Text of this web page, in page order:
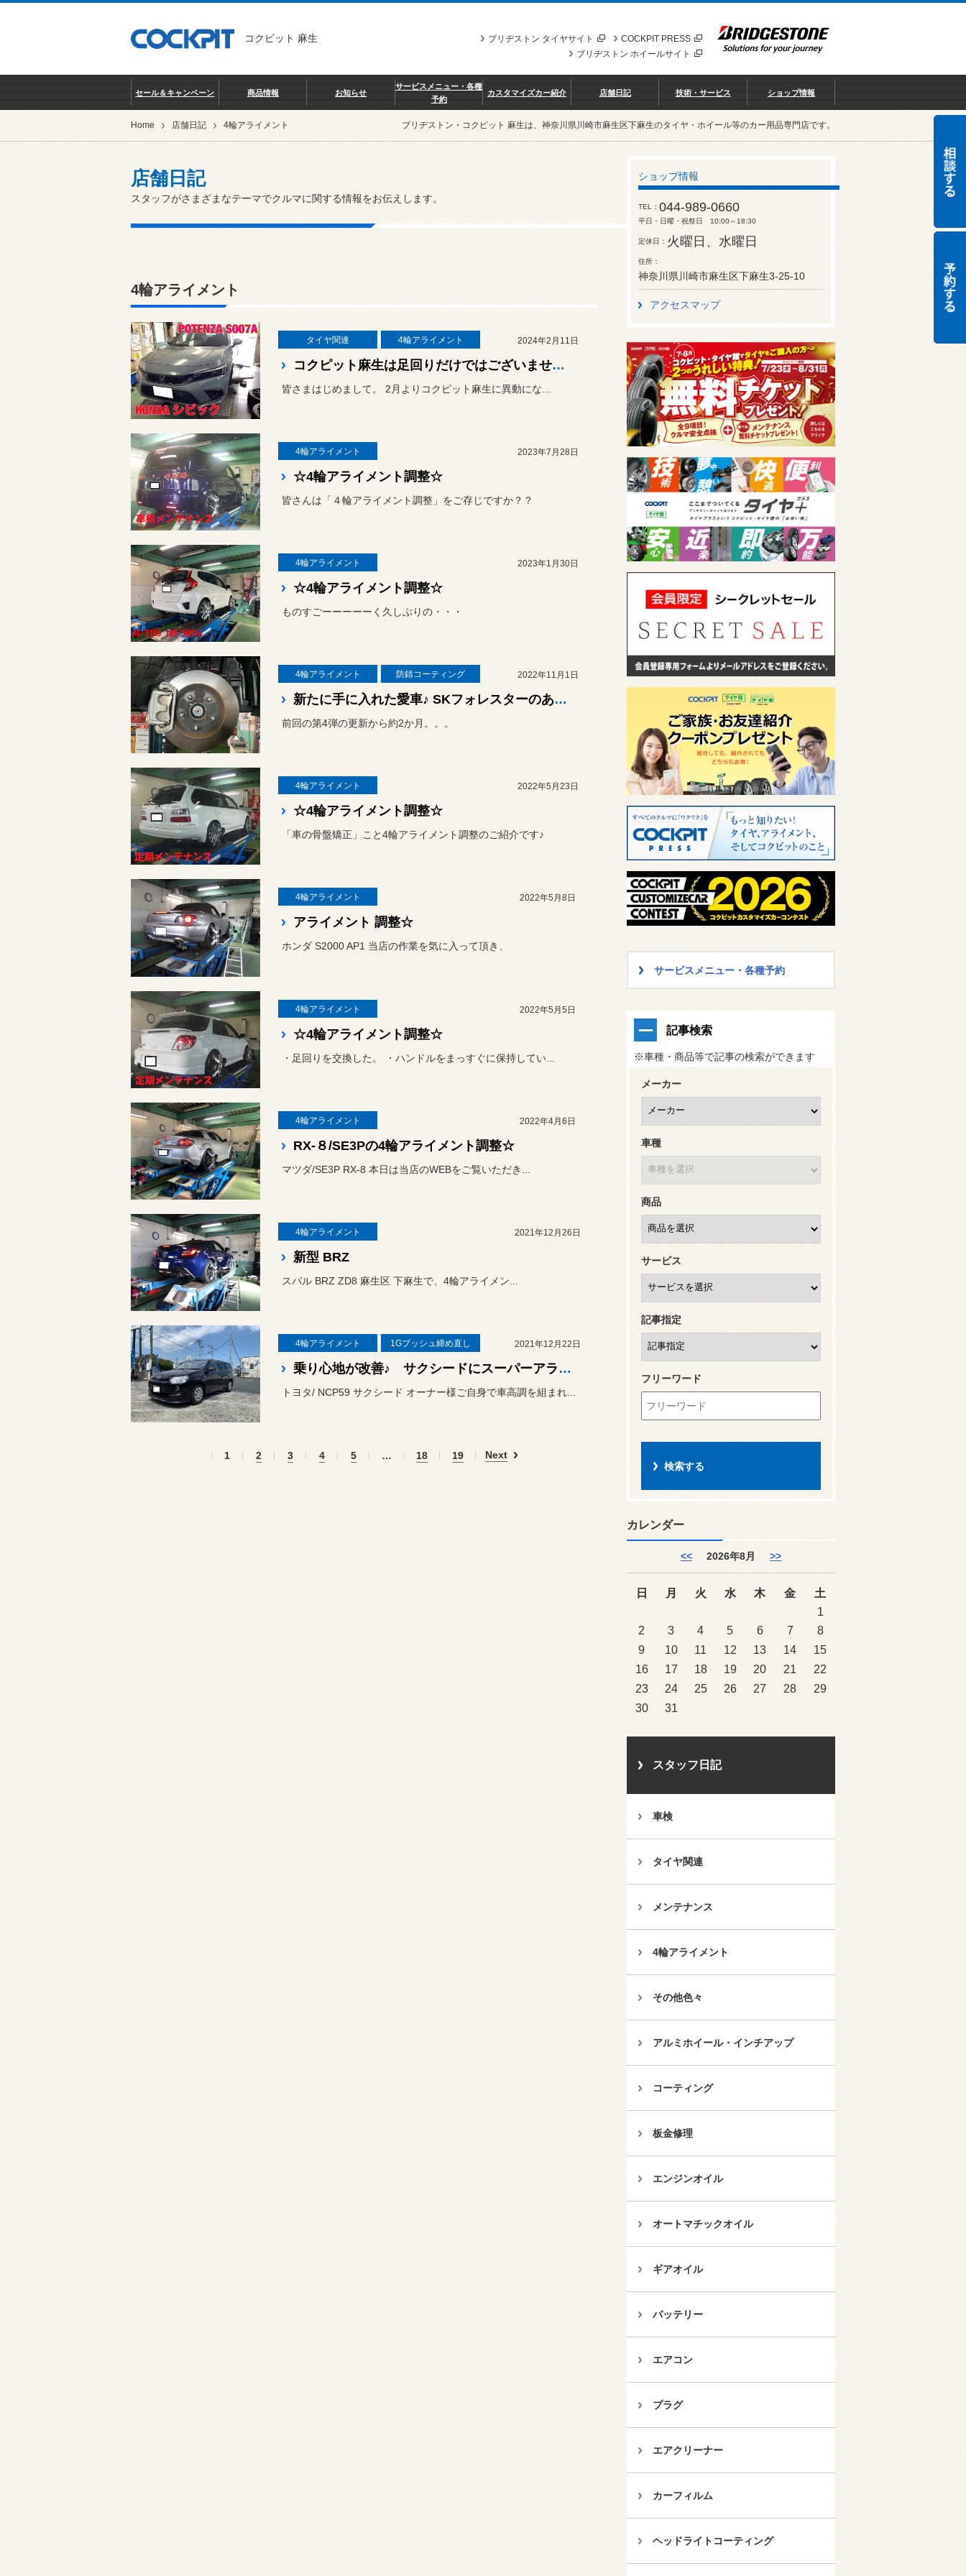
コクピット 麻生 COCKPIT PRESS
ブリヂストン タイヤサイト
ブリヂストン ホイールサイト
セール＆キャンペーン 商品情報 お知らせ
サービスメニュー・各種
予約
カスタマイズカー紹介 店舗日記 技術・サービス ショップ情報
Home 店舗日記 4輪アライメント ブリヂストン・コクピット 麻生は、神奈川県川崎市麻生区下麻生のタイヤ・ホイール等のカー用品専門店です。
店舗日記
スタッフがさまざまなテーマでクルマに関する情報をお伝えします。
4輪アライメント
タイヤ関連 4輪アライメント 2024年2月11日
コクピット麻生は足回りだけではございません。
皆さまはじめまして。 2月よりコクピット麻生に異動にな...
4輪アライメント 2023年7月28日
☆4輪アライメント調整☆
皆さんは「４輪アライメント調整」をご存じですか？？
4輪アライメント 2023年1月30日
☆4輪アライメント調整☆
ものすごーーーーーく久しぶりの・・・
4輪アライメント 防錆コーティング 2022年11月1日
新たに手に入れた愛車♪ SKフォレスターのあれこれカスタマイズ⑤
前回の第4弾の更新から約2か月。。。
4輪アライメント 2022年5月23日
☆4輪アライメント調整☆
「車の骨盤矯正」こと4輪アライメント調整のご紹介です♪
4輪アライメント 2022年5月8日
アライメント 調整☆
ホンダ S2000 AP1 当店の作業を気に入って頂き、
4輪アライメント 2022年5月5日
☆4輪アライメント調整☆
・足回りを交換した。 ・ハンドルをまっすぐに保持してい...
4輪アライメント 2022年4月6日
RX-８/SE3Pの4輪アライメント調整☆
マツダ/SE3P RX-8 本日は当店のWEBをご覧いただき...
4輪アライメント 2021年12月26日
新型 BRZ
スバル BRZ ZD8 麻生区 下麻生で、4輪アライメン...
4輪アライメント 1Gブッシュ締め直し 2021年12月22日
乗り心地が改善♪ サクシードにスーパーアライメントを施工☆
トヨタ/ NCP59 サクシード オーナー様ご自身で車高調を組まれ...
1 2 3 4 5 … 18 19 Next
ショップ情報
TEL 044-989-0660
平日・日曜・祝祭日 10:00～18:30
定休日 火曜日、水曜日
住所
神奈川県川崎市麻生区下麻生3-25-10
アクセスマップ
サービスメニュー・各種予約
記事検索
※車種・商品等で記事の検索ができます
メーカー
車種
商品
サービス
記事指定
フリーワード
カレンダー
<< 2026年8月 >>
日 月 火 水 木 金
土
1
2
3 4 5 6 7
8
9
10 11 12 13 14
15
16
17 18 19 20 21
22
23
24 25 26 27 28
29
30
31
スタッフ日記
車検
タイヤ関連
メンテナンス
4輪アライメント
その他色々
アルミホイール・インチアップ
コーティング
板金修理
エンジンオイル
オートマチックオイル
ギアオイル
バッテリー
エアコン
プラグ
エアクリーナー
カーフィルム
ヘッドライトコーティング